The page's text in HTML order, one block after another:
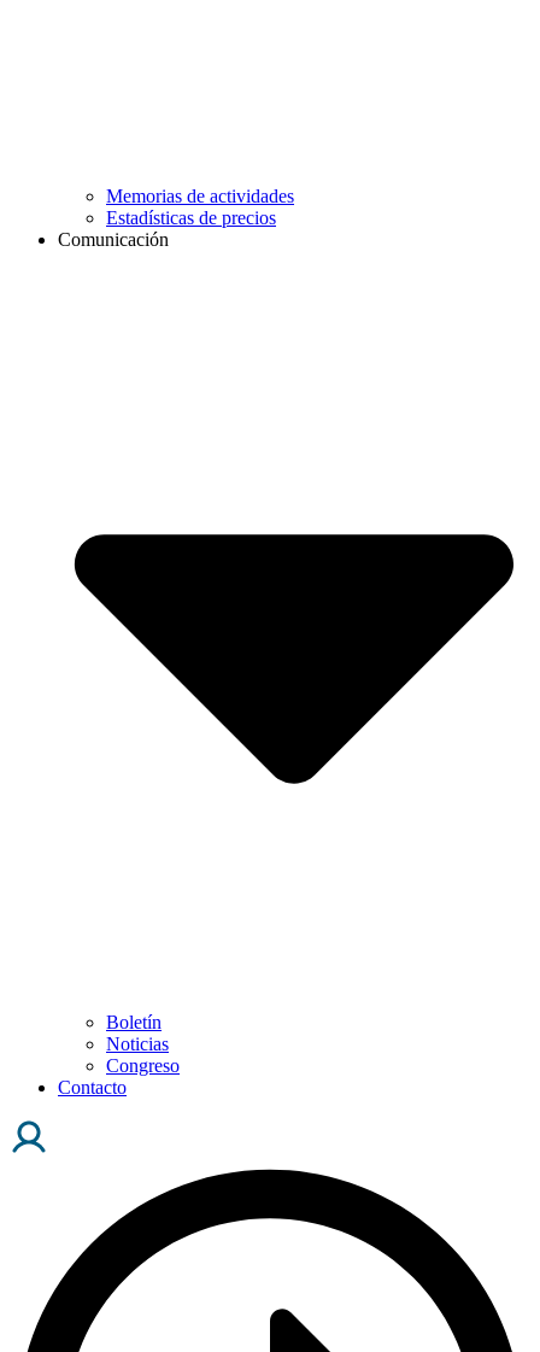
Memorias de actividades
Estadísticas de precios
Comunicación
Boletín
Noticias
Congreso
Contacto